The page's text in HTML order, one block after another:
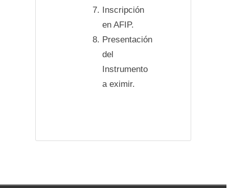
Inscripción
en AFIP.
Presentación
del
Instrumento
a eximir.